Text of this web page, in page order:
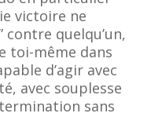
victoire ne
contre quelqu’un,
toi-même dans
d’agir avec
avec souplesse
sans